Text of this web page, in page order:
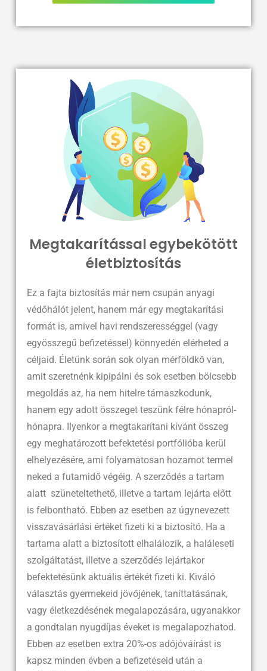
Megtakarítással egybekötött
életbiztosítás
Ez a fajta biztosítás már nem csupán anyagi
védőhálót jelent, hanem már egy megtakarítási
formát is, amivel havi rendszerességgel (vagy
egyösszegű befizetéssel) könnyedén elérheted a
céljaid. Életünk során sok olyan mérföldkő van,
amit szeretnénk kipipálni és sok esetben bölcsebb
megoldás az, ha nem hitelre támaszkodunk,
hanem egy adott összeget teszünk félre hónapról-
hónapra. Ilyenkor a megtakarítani kívánt összeg
egy meghatározott befektetési portfólióba kerül
elhelyezésére, ami folyamatosan hozamot termel
neked a futamidő végéig. A szerződés a tartam
alatt szüneteltethető, illetve a tartam lejárta előtt
is felbontható. Ebben az esetben az úgynevezett
visszavásárlási értéket fizeti ki a biztosító. Ha a
tartama alatt a biztosított elhalálozik, a haláleseti
szolgáltatást, illetve a szerződés lejártakor
befektetésünk aktuális értékét fizeti ki. Kiváló
választás gyermekeid jövőjének, taníttatásának,
vagy életkezdésének megalapozására, ugyanakkor
a gondtalan nyugdíjas éveket is megalapozhatod.
Ebben az esetben extra 20%-os adójóváírást is
kapsz minden évben a befizetéseid után a